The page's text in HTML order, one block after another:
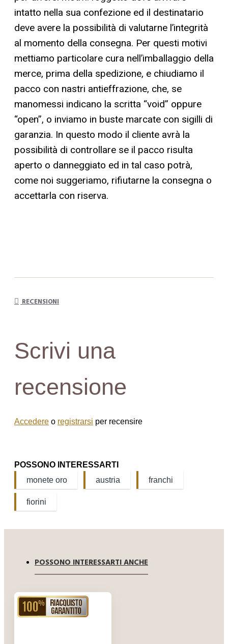
intatto nella sua confezione ed il destinatario
deve avere la possibilità di valutarne l’integrità
al momento della consegna. Per questi motivi
mettiamo particolare cura nell’imballaggio della
merce, prima della spedizione, e chiudiamo il
pacco con nastri antieffrazione, che, se
manomessi indicano la scritta “void” oppure
“open”, o inviamo in buste marcate con sigilli di
garanzia. In questo modo il cliente avrà la
possibilità di controllare se il pacco risulta
aperto o danneggiato ed in tal caso potrà,
come noi suggeriamo, rifiutarne la consegna o
accettarla con riserva.
RECENSIONI
Scrivi una
recensione
Accedere o registrarsi per recensire
POSSONO INTERESSARTI
monete oro
austria franchi
fiorini
POSSONO INTERESSARTI ANCHE
RIACQUISTO GARANTITO